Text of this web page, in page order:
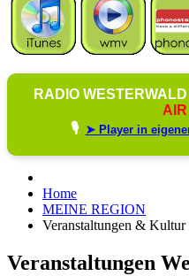
RADIO
AIR
🎙️ ➤ Player in
Home
MEINE REGION
Veranstaltungen & Kultur
Veranstaltungen